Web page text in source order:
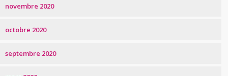
novembre 2020
octobre 2020
septembre 2020